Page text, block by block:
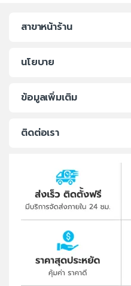
สาขาหน้าร้าน
นโยบาย
ข้อมูลเพิ่มเติม
ติดต่อเรา